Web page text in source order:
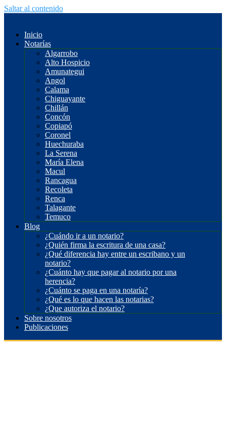
Saltar al contenido
Inicio
Notarías
Algarrobo
Alto Hospicio
Amunategui
Angol
Calama
Chiguayante
Chillán
Concón
Copiapó
Coronel
Huechuraba
La Serena
María Elena
Macul
Rancagua
Recoleta
Renca
Talagante
Temuco
Blog
¿Cuándo ir a un notario?
¿Quién firma la escritura de una casa?
¿Qué diferencia hay entre un escribano y un
notario?
¿Cuánto hay que pagar al notario por una
herencia?
¿Cuánto se paga en una notaría?
¿Qué es lo que hacen las notarias?
¿Que autoriza el notario?
Sobre nosotros
Publicaciones